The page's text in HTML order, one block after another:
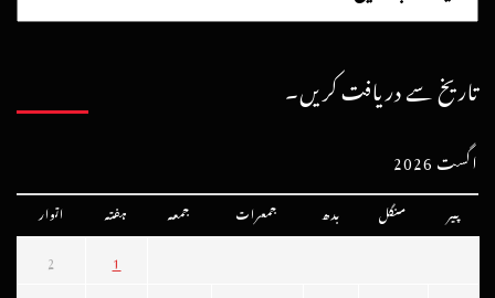
تاریخ سے دریافت کریں۔
اگست 2026
پیر منگل بدھ جمعرات جمعہ ہفتہ اتوار
1
2